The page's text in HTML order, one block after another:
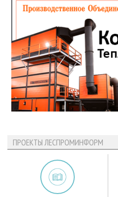
ПРОЕКТЫ ЛЕСПРОМИНФОРМ